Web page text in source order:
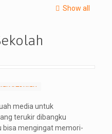
Show all
media untuk
terukir dibangku
bisa mengingat memori-